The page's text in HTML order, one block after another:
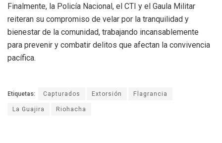
Finalmente, la Policía Nacional, el CTI y el Gaula Militar
reiteran su compromiso de velar por la tranquilidad y
bienestar de la comunidad, trabajando incansablemente
para prevenir y combatir delitos que afectan la convivencia
pacífica.
Etiquetas: Capturados Extorsión
Flagrancia
La Guajira
Riohacha